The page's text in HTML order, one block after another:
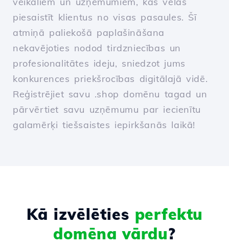
piesaistīt klientus no visas pasaules. Šī
atmiņā paliekošā paplašināšana
nekavējoties nodod tirdzniecības un
profesionalitātes ideju, sniedzot jums
konkurences priekšrocības digitālajā vidē.
Reģistrējiet savu .shop domēnu tagad un
pārvērtiet savu uzņēmumu par iecienītu
galamērķi tiešsaistes iepirkšanās laikā!
Kā izvēlēties perfektu
domēna vārdu?